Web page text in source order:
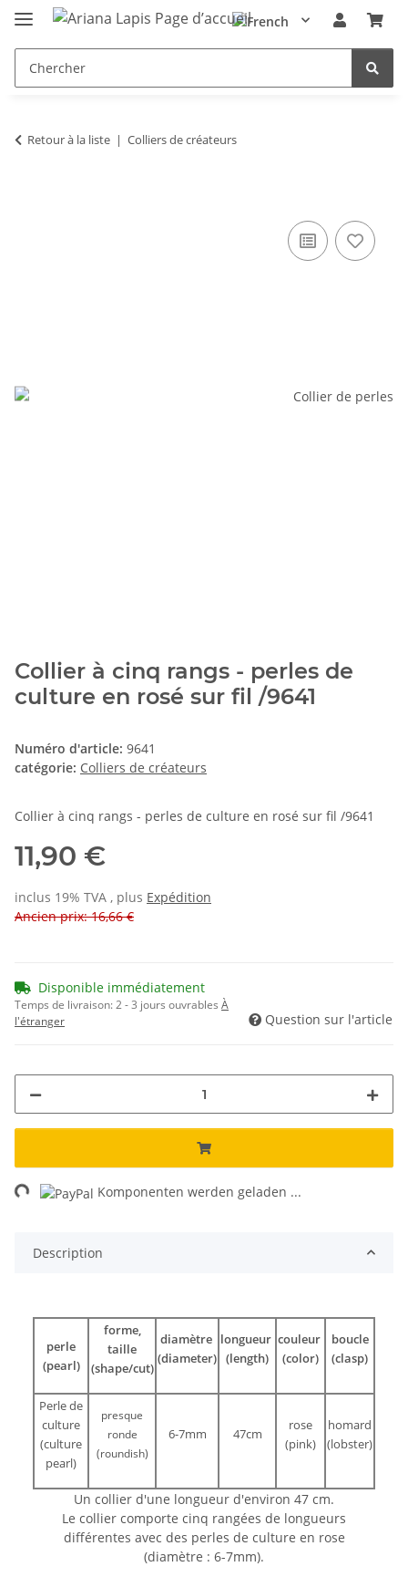
Retour à la liste Colliers de créateurs
Collier à cinq rangs - perles de
culture en rosé sur fil /9641
Numéro d'article: 9641
catégorie: Colliers de créateurs
Collier à cinq rangs - perles de culture en rosé sur fil /9641
11,90 €
inclus 19% TVA , plus Expédition
Ancien prix: 16,66 €
Disponible immédiatement
Temps de livraison:2 - 3 jours ouvrables À
l'étranger
Question sur l'article
Komponenten werden geladen ...
Description
perle
(pearl)
forme,
taille
(shape/cut)
diamètre
(diameter)
longueur
(length)
couleur
(color)
boucle
(clasp)
Perle de
culture
(culture
pearl)
presque
ronde
(roundish)
6-7mm 47cm
rose
(pink)
homard
(lobster)
Un collier d'une longueur d'environ 47 cm.
Le collier comporte cinq rangées de longueurs
différentes avec des perles de culture en rose
(diamètre : 6-7mm).